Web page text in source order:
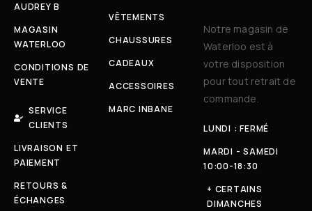
AUDREY B
MAGASIN
WATERLOO
CONDITIONS DE
VENTE
SERVICE
CLIENTS
LIVRAISON ET
PAIEMENT
RETOURS &
ÉCHANGES
VÊTEMENTS
CHAUSSURES
CADEAUX
ACCESSOIRES
MARC INBANE
Notre magasin de
Waterloo est à
votre disposition
pour tout retrait de
commande.
LUNDI : FERMÉ
MARDI - SAMEDI
10:00-18:30
+ CERTAINS
DIMANCHES